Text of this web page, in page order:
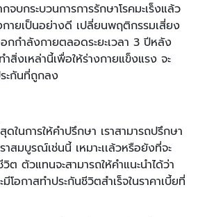
บกระบวนการการรักษาโรคมะเร็งแล้ว
กายเป็นอย่างดี เปลี่ยนพฤติกรรมเสี่ยง
กกำลังกายตลอดระยะเวลา 3 ปีหลัง
ำสิ่งเหล่านี้เพื่อให้ร่างกายแข็งแรง จะ
ะกันที่ถูกลง
ในการให้คำปรึกษา เราสามารถปรึกษา
สมบูรณ์เช่นนี้ เหมาะเเล้วหรือยังที่จะ
ต ตัวแทนจะสามารถให้คำแนะนำได้ว่า
โอกาสทำประกันชีวิตสำเร็จในราคาเบี้ยที่